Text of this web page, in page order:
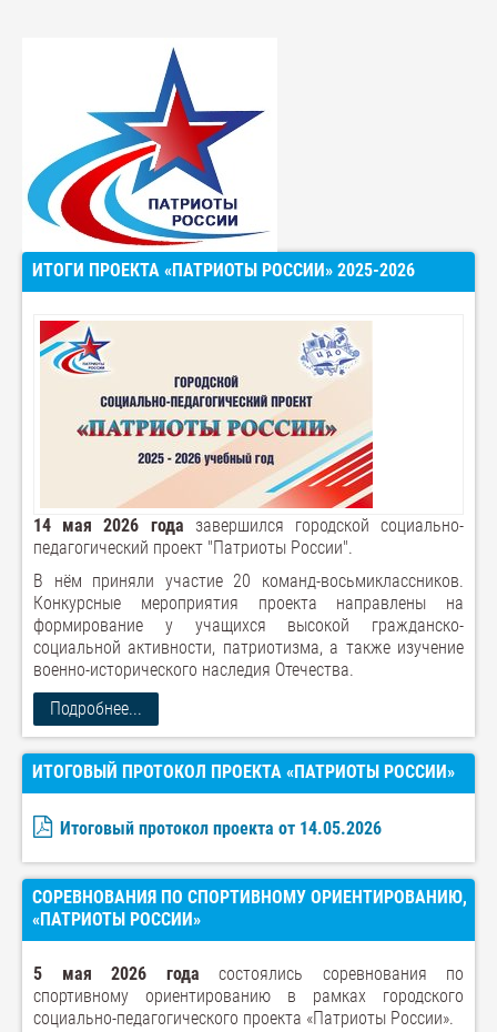
ИТОГИ ПРОЕКТА «ПАТРИОТЫ РОССИИ» 2025-2026
14 мая 2026 года завершился городской социально-
педагогический проект "Патриоты России".
В нём приняли участие 20 команд-восьмиклассников.
Конкурсные мероприятия проекта направлены на
формирование у учащихся высокой гражданско-
социальной активности, патриотизма, а также изучение
военно-исторического наследия Отечества.
Подробнее...
ИТОГОВЫЙ ПРОТОКОЛ ПРОЕКТА «ПАТРИОТЫ РОССИИ»
Итоговый протокол проекта от 14.05.2026
СОРЕВНОВАНИЯ ПО СПОРТИВНОМУ ОРИЕНТИРОВАНИЮ,
«ПАТРИОТЫ РОССИИ»
5 мая 2026 года состоялись соревнования по
спортивному ориентированию в рамках городского
социально-педагогического проекта «Патриоты России».